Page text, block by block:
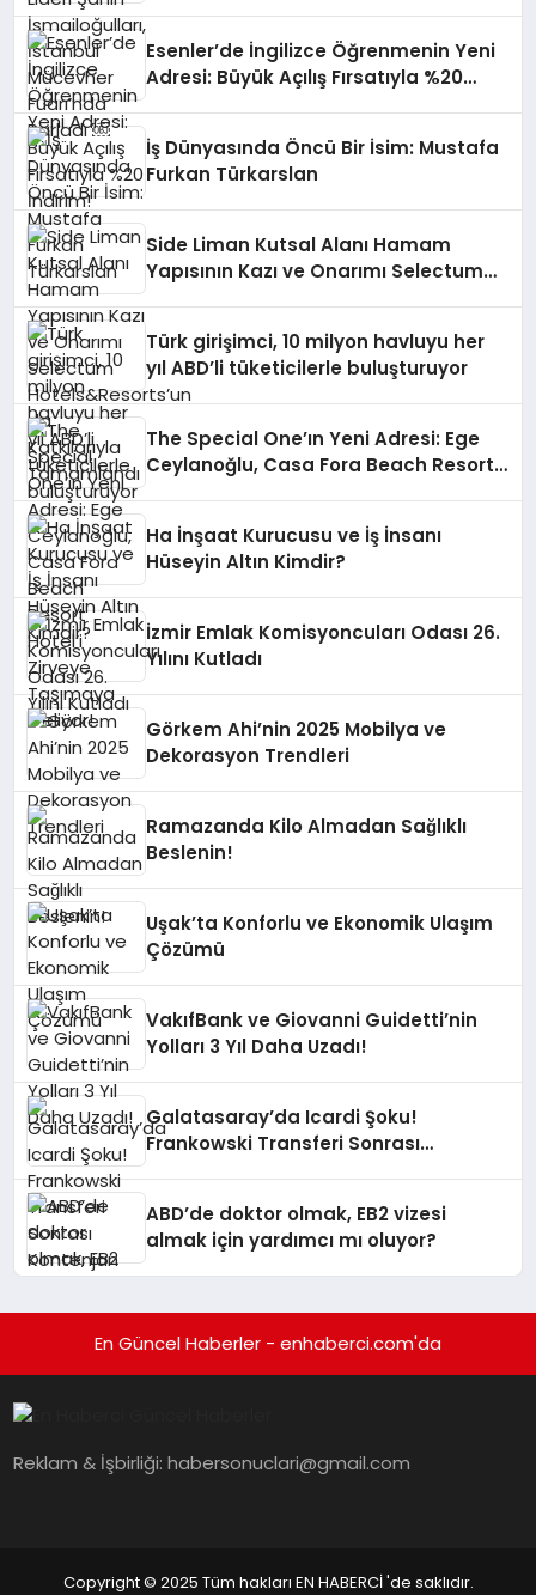
Esenler’de İngilizce Öğrenmenin Yeni
Adresi: Büyük Açılış Fırsatıyla %20
İş Dünyasında Öncü Bir İsim: Mustafa
Furkan Türkarslan
Side Liman Kutsal Alanı Hamam
Yapısının Kazı ve Onarımı Selectum
Türk girişimci, 10 milyon havluyu her
yıl ABD’li tüketicilerle buluşturuyor
The Special One’ın Yeni Adresi: Ege
Ceylanoğlu, Casa Fora Beach Resort
Ha İnşaat Kurucusu ve İş İnsanı
Hüseyin Altın Kimdir?
İzmir Emlak Komisyoncuları Odası 26.
Yılını Kutladı
Görkem Ahi’nin 2025 Mobilya ve
Dekorasyon Trendleri
Ramazanda Kilo Almadan Sağlıklı
Beslenin!
Uşak’ta Konforlu ve Ekonomik Ulaşım
Çözümü
VakıfBank ve Giovanni Guidetti’nin
Yolları 3 Yıl Daha Uzadı!
Galatasaray’da Icardi Şoku!
Frankowski Transferi Sonrası
ABD’de doktor olmak, EB2 vizesi
almak için yardımcı mı oluyor?
En Güncel Haberler - enhaberci.com'da
Reklam & İşbirliği:habersonuclari@gmail.com
Copyright © 2025 Tüm hakları EN HABERCİ 'de saklıdır.